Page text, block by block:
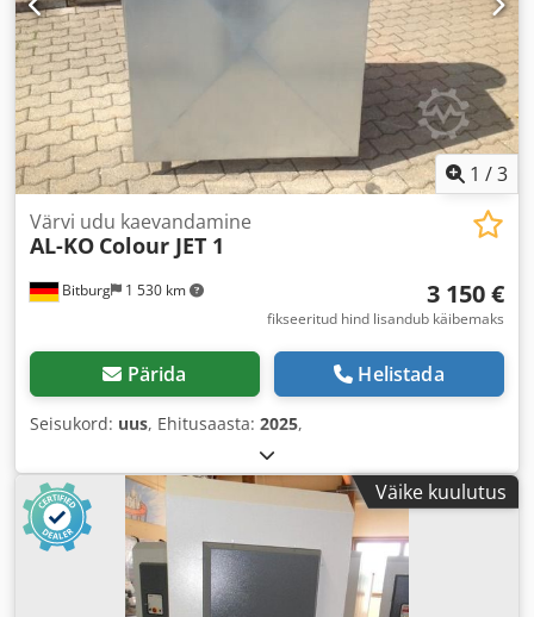
1 /3
Bitburg 1 530 km
Värvi udu kaevandamine
AL-KO Colour JET 1
3 150 €
fikseeritud hind lisandub käibemaks
Pärida Helistada
Seisukord: uus, Ehitusaasta: 2025,
Väike kuulutus